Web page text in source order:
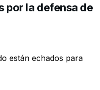
por la defensa de
están echados para